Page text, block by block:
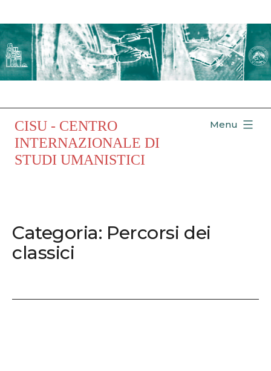
al
contenuto
CISU - CENTRO
INTERNAZIONALE DI
STUDI UMANISTICI
Menu
Categoria: Percorsi dei
classici